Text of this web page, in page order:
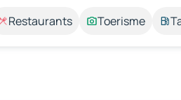
Restaurants Toerisme